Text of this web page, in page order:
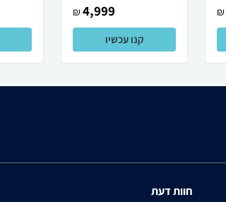
₪
4,999
₪
קנו עכשיו
חוות דעת